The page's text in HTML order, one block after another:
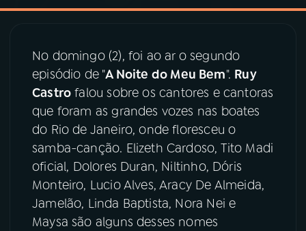
04PROGRAMAS
05PODCASTS
06VIDEOCASTS
ÚLTIMAS
No domingo (2), foi ao ar o segundo
episódio de "A Noite do Meu Bem". Ruy
Castro falou sobre os cantores e cantoras
que foram as grandes vozes nas boates
do Rio de Janeiro, onde floresceu o
samba-canção. Elizeth Cardoso, Tito Madi
oficial, Dolores Duran, Niltinho, Dóris
Monteiro, Lucio Alves, Aracy De Almeida,
Jamelão, Linda Baptista, Nora Nei e
Maysa são alguns desses nomes